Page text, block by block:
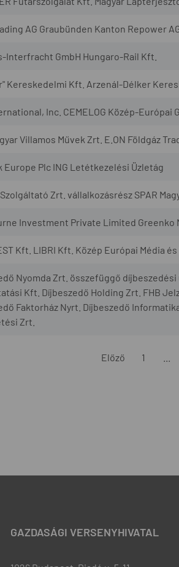
AG Graubünden Kanton Repower
Interfracht GmbH Hungaro-Rail Kft.
Kereskedelmi Kft. Arzenál-Délker
Inc. CEMELOG Közép-Európai
Villamos Művek Zrt. E.ON Földgáz
Europe Plc ING Letétkezelési Üzletág
Szolgáltató Zrt. vállalkozásrész SPAR
Investment Private Limited Greenko
Kft. LIBRI Kft. Közép Európai Média
Nyomda Zrt. összefüggő
Kft. Díjbeszedő Holding Zrt. FHB
Faktorház Nyrt. Díjbeszedő
Zrt.
Előző 1
GAZDASÁGI VERSENYHIVATAL